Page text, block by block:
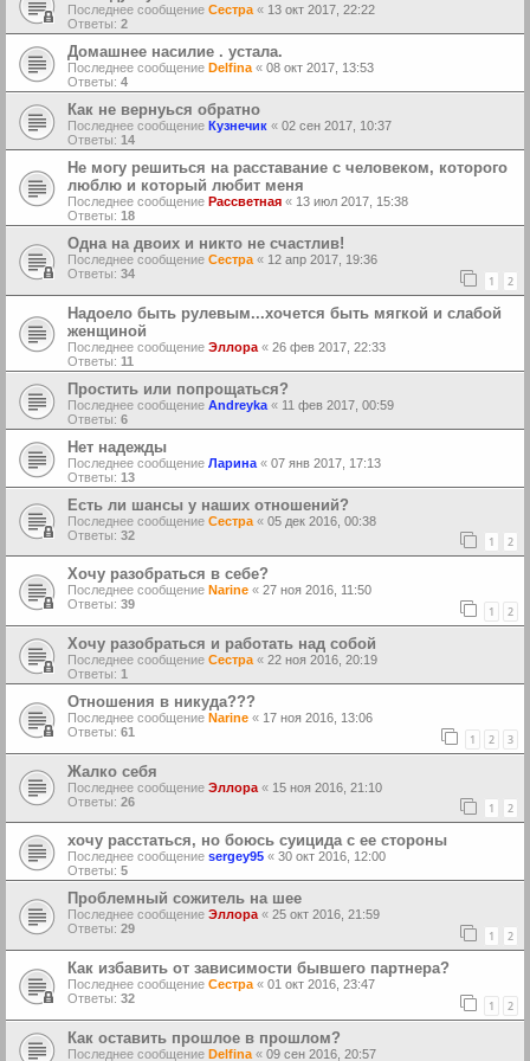
Последнее сообщение Сестра « 13 окт 2017, 22:22
Ответы: 2
Домашнее насилие . устала.
Последнее сообщение Delfina « 08 окт 2017, 13:53
Ответы: 4
Как не вернуься обратно
Последнее сообщение Кузнечик « 02 сен 2017, 10:37
Ответы: 14
Не могу решиться на расставание с человеком, которого
люблю и который любит меня
Последнее сообщение Рассветная « 13 июл 2017, 15:38
Ответы: 18
Одна на двоих и никто не счастлив!
Последнее сообщение Сестра « 12 апр 2017, 19:36
Ответы: 34 1 2
Надоело быть рулевым...хочется быть мягкой и слабой
женщиной
Последнее сообщение Эллора « 26 фев 2017, 22:33
Ответы: 11
Простить или попрощаться?
Последнее сообщение Andreyka « 11 фев 2017, 00:59
Ответы: 6
Нет надежды
Последнее сообщение Ларина « 07 янв 2017, 17:13
Ответы: 13
Есть ли шансы у наших отношений?
Последнее сообщение Сестра « 05 дек 2016, 00:38
Ответы: 32 1 2
Хочу разобраться в себе?
Последнее сообщение Narine « 27 ноя 2016, 11:50
Ответы: 39 1 2
Хочу разобраться и работать над собой
Последнее сообщение Сестра « 22 ноя 2016, 20:19
Ответы: 1
Отношения в никуда???
Последнее сообщение Narine « 17 ноя 2016, 13:06
Ответы: 61 1 2 3
Жалко себя
Последнее сообщение Эллора « 15 ноя 2016, 21:10
Ответы: 26 1 2
хочу расстаться, но боюсь суицида с ее стороны
Последнее сообщение sergey95 « 30 окт 2016, 12:00
Ответы: 5
Проблемный сожитель на шее
Последнее сообщение Эллора « 25 окт 2016, 21:59
Ответы: 29 1 2
Как избавить от зависимости бывшего партнера?
Последнее сообщение Сестра « 01 окт 2016, 23:47
Ответы: 32 1 2
Как оставить прошлое в прошлом?
Последнее сообщение Delfina « 09 сен 2016, 20:57